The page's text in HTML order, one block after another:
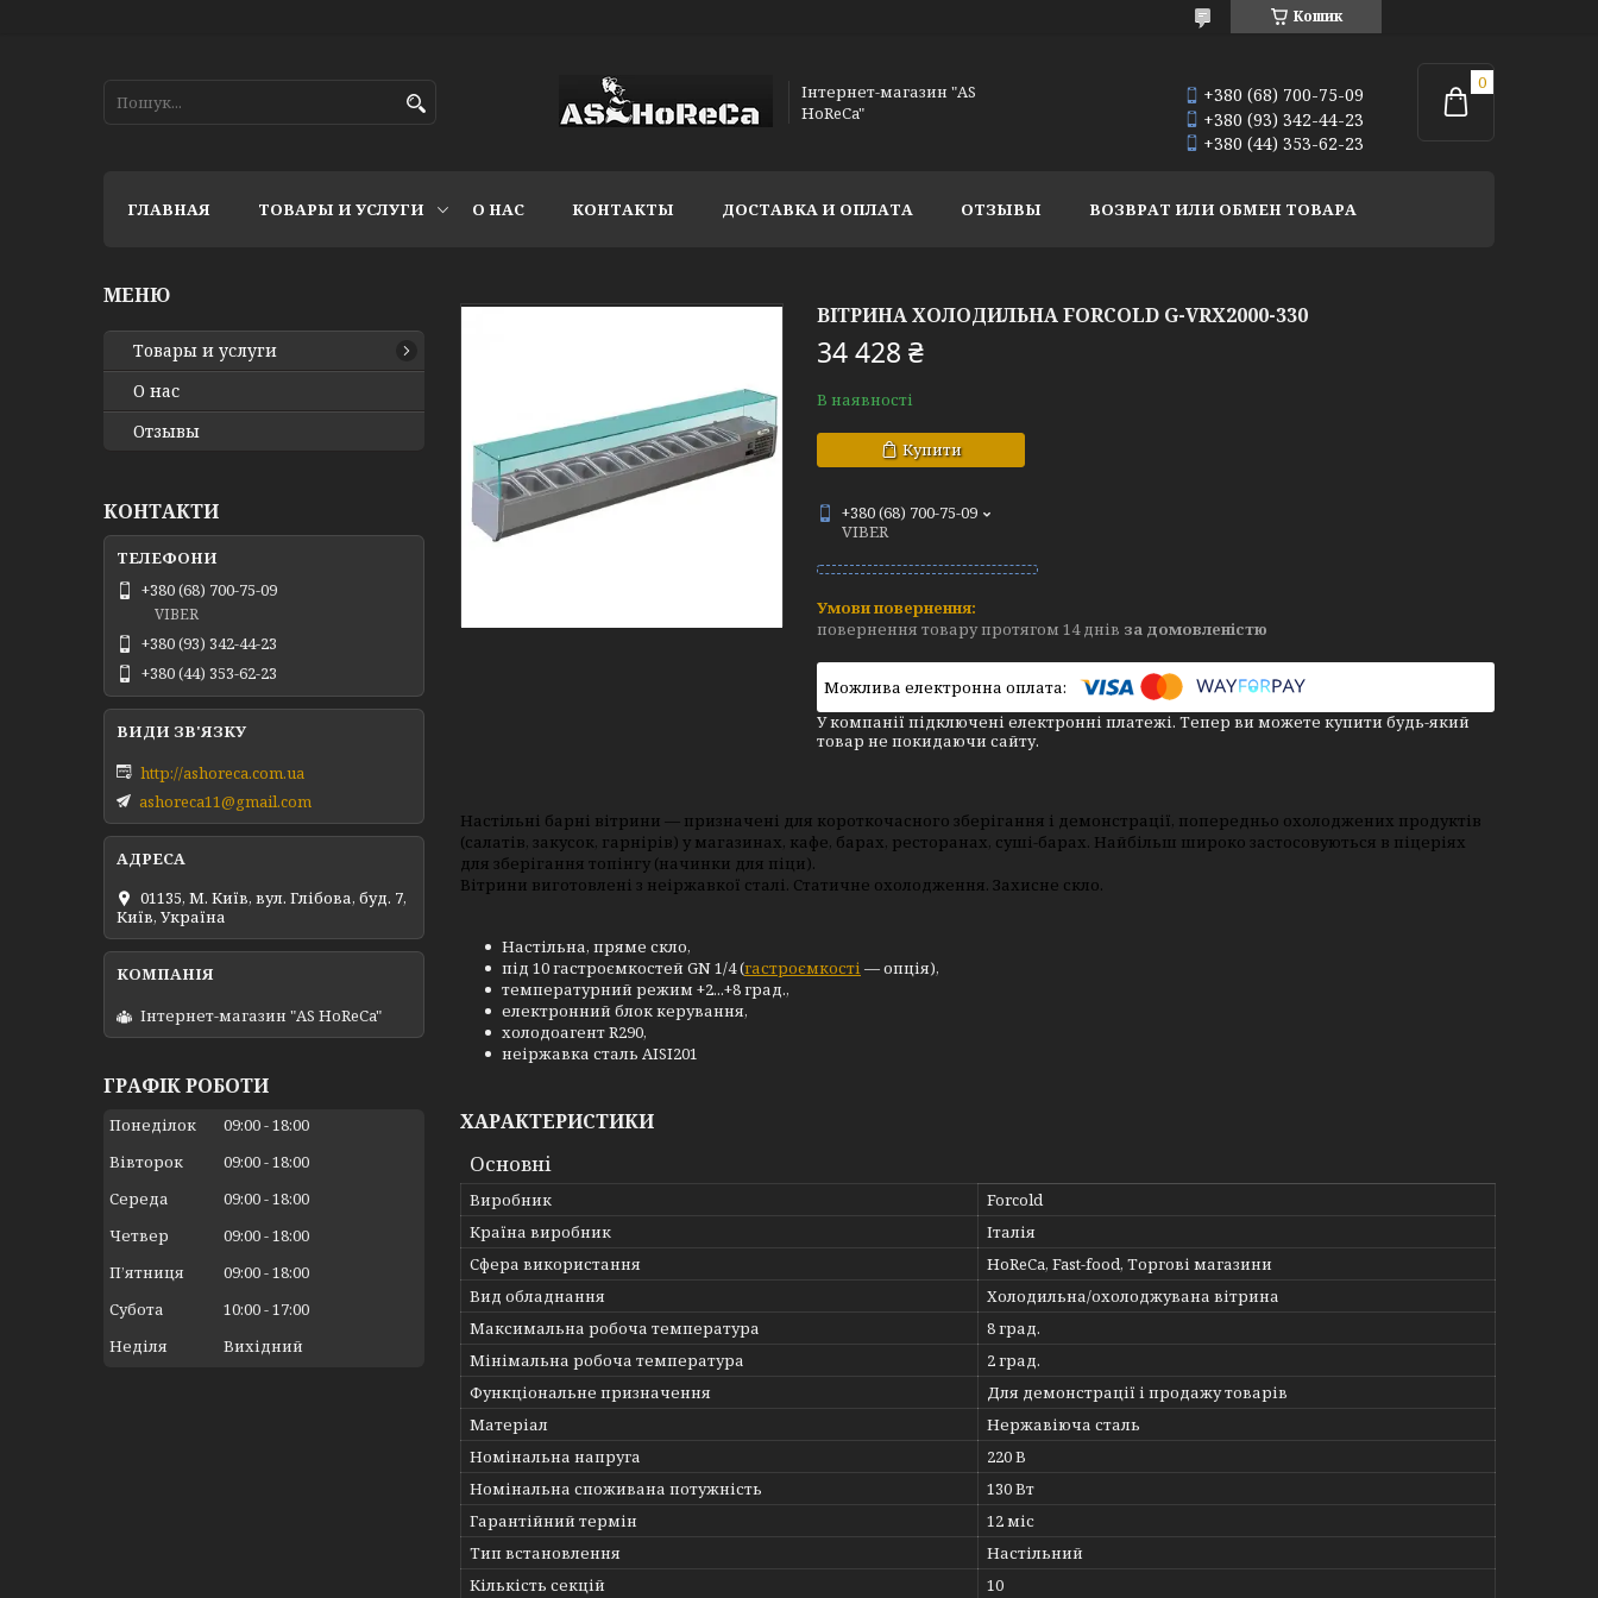
Кошик
Інтернет-магазин "AS
HoReCa"
+380 (68) 700-75-09
+380 (93) 342-44-23
+380 (44) 353-62-23
ГЛАВНАЯ ТОВАРЫ И УСЛУГИ О НАС КОНТАКТЫ ДОСТАВКА И ОПЛАТА ОТЗЫВЫ ВОЗВРАТ ИЛИ ОБМЕН ТОВАРА
ВІТРИНА ХОЛОДИЛЬНА FORCOLD G-VRX2000-330
34 428 ₴
В наявності
Купити
+380 (68) 700-75-09
VIBER
повернення товару протягом 14 днів за домовленістю
У компанії підключені електронні платежі. Тепер ви можете купити будь-який
товар не покидаючи сайту.
Настільні барні вітрини — призначені для короткочасного зберігання і демонстрації, попередньо охолоджених продуктів
(салатів, закусок, гарнірів) у магазинах, кафе, барах, ресторанах, суші-барах. Найбільш широко застосовуються в піцеріях
для зберігання топінгу (начинки для піци).
Вітрини виготовлені з неіржавкої сталі. Статичне охолодження. Захисне скло.
Настільна, пряме скло,
під 10 гастроємкостей GN 1/4 (гастроємкості— опція),
температурний режим +2...+8 град.,
електронний блок керування,
холодоагент R290,
неіржавка сталь AISI201
ХАРАКТЕРИСТИКИ
Основні
Виробник
Forcold
Країна виробник
Італія
Сфера використання
HoReCa, Fast-food, Торгові магазини
Вид обладнання
Холодильна/охолоджувана вітрина
Максимальна робоча температура
8 град.
Мінімальна робоча температура
2 град.
Функціональне призначення
Для демонстрації і продажу товарів
Матеріал
Нержавіюча сталь
Номінальна напруга
220 В
Номінальна споживана потужність
130 Вт
Гарантійний термін
12 міс
Тип встановлення
Настільний
Кількість секцій
10
Товары и услуги
О нас
Отзывы
КОНТАКТИ
+380 (68) 700-75-09
VIBER
+380 (93) 342-44-23
+380 (44) 353-62-23
http://ashoreca.com.ua
ashoreca11@gmail.com
01135, М. Київ, вул. Глібова, буд. 7,
Київ, Україна
Інтернет-магазин "AS HoReCa"
ГРАФІК РОБОТИ
Понеділок 09:00 18:00
Вівторок
09:00 18:00
Середа
09:00 18:00
Четвер
09:00 18:00
Пʼятниця
09:00 18:00
Субота
10:00 17:00
Неділя
Вихідний